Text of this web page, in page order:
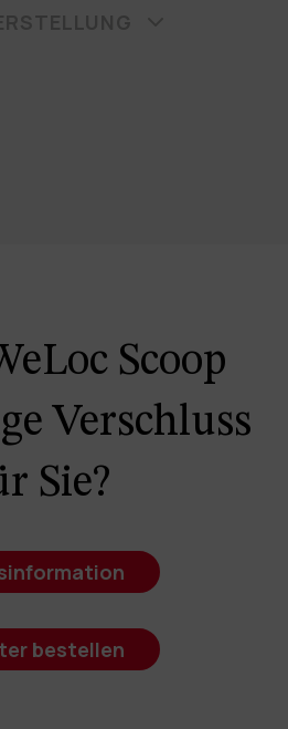
Scoop
Verschluss
Sie?
bestellen